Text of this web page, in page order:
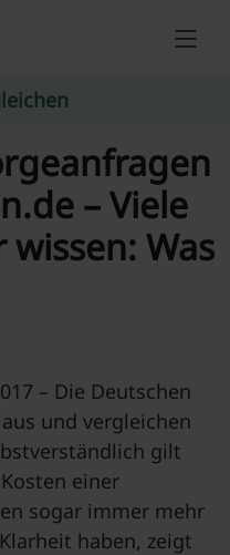
– Viele
Was
– Die Deutschen
und vergleichen
gilt
einer
sogar immer mehr
haben, zeigt